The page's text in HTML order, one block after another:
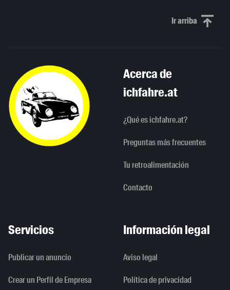
Ir arribaScroll to
Acerca de
ichfahre.at
¿Qué es ichfahre.at?
Preguntas más frecuentes
Tu retroalimentación
Contacto
Servicios
Publicar un anuncio
Crear un Perfil de Empresa
Información legal
Aviso legal
Política de privacidad